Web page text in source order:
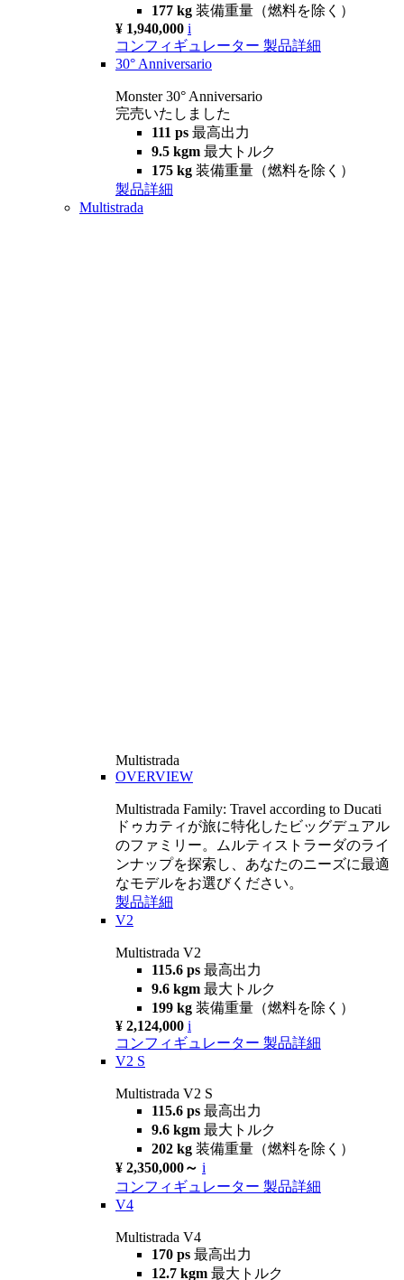
177 kg 装備重量（燃料を除く）
¥ 1,940,000 i
コンフィギュレーター 製品詳細
30° Anniversario
Monster 30° Anniversario
完売いたしました
111 ps 最高出力
9.5 kgm 最大トルク
175 kg 装備重量（燃料を除く）
製品詳細
Multistrada
Multistrada
OVERVIEW
Multistrada Family: Travel according to Ducati
ドゥカティが旅に特化したビッグデュアル
のファミリー。ムルティストラーダのライ
ンナップを探索し、あなたのニーズに最適
なモデルをお選びください。
製品詳細
V2
Multistrada V2
115.6 ps 最高出力
9.6 kgm 最大トルク
199 kg 装備重量（燃料を除く）
¥ 2,124,000 i
コンフィギュレーター 製品詳細
V2 S
Multistrada V2 S
115.6 ps 最高出力
9.6 kgm 最大トルク
202 kg 装備重量（燃料を除く）
¥ 2,350,000～ i
コンフィギュレーター 製品詳細
V4
Multistrada V4
170 ps 最高出力
12.7 kgm 最大トルク